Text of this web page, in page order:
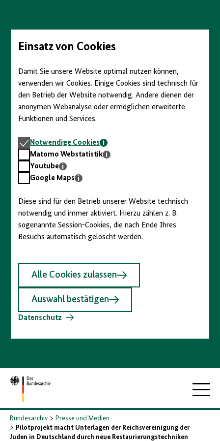
Seiteninhalt
springenEinsatz von Cookies
Damit Sie unsere Website optimal nutzen können,
verwenden wir Cookies. Einige Cookies sind technisch für
den Betrieb der Website notwendig. Andere dienen der
anonymen Webanalyse oder ermöglichen erweiterte
Funktionen und Services.
Notwendige
Cookies
Notwendige Cookies
Matomo
Webstatistik
Matomo Webstatistik
Youtube
Youtube
GoogleGoogle Maps
Diese sind für den Betrieb unserer Website technisch
notwendig und immer aktiviert. Hierzu zählen z. B.
sogenannte Session-Cookies, die nach Ende Ihres
Besuchs automatisch gelöscht werden.
Alle Cookies zulassen
Auswahl bestätigen
Datenschutz
Zur
Startseite
Bundesarchiv
Presse und Medien
Pilotprojekt macht Unterlagen der Reichsvereinigung der
Juden in Deutschland durch neue Restaurierungstechniken